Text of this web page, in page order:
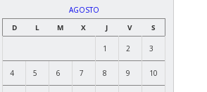
AGOSTO
D
L M X J V S
1 2 3
4 5 6 7 8 9 10